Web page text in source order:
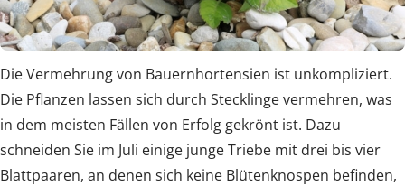
Die Vermehrung von Bauernhortensien ist unkompliziert.
Die Pflanzen lassen sich durch Stecklinge vermehren, was
in dem meisten Fällen von Erfolg gekrönt ist. Dazu
schneiden Sie im Juli einige junge Triebe mit drei bis vier
Blattpaaren, an denen sich keine Blütenknospen befinden,